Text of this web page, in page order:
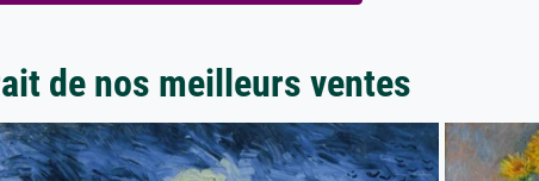
de nos meilleurs ventes